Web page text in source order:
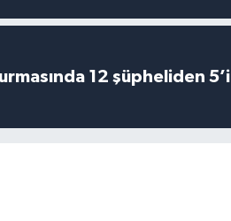
12 şüpheliden 5’i